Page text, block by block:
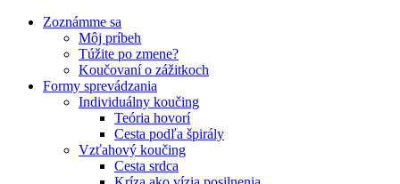
Zoznámme sa
Môj príbeh
Túžite po zmene?
Koučovaní o zážitkoch
Formy sprevádzania
Individuálny koučing
Teória hovorí
Cesta podľa špirály
Vzťahový koučing
Cesta srdca